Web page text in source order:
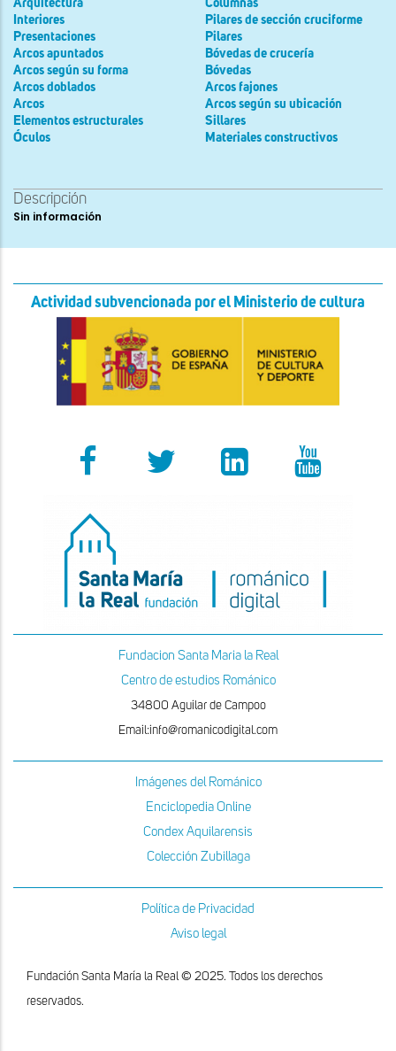
Arquitectura
Interiores
Presentaciones
Arcos apuntados
Arcos según su forma
Arcos doblados
Arcos
Elementos estructurales
Óculos
Columnas
Pilares de sección cruciforme
Pilares
Bóvedas de crucería
Bóvedas
Arcos fajones
Arcos según su ubicación
Sillares
Materiales constructivos
Descripción
Sin información
Actividad subvencionada por el Ministerio de cultura
Fundacion Santa Maria la Real
Centro de estudios Románico
34800 Aguilar de Campoo
Email:info@romanicodigital.com
Imágenes del Románico
Enciclopedia Online
Condex Aquilarensis
Colección Zubillaga
Política de Privacidad
Aviso legal
Fundación Santa María la Real © 2025. Todos los derechos
reservados.